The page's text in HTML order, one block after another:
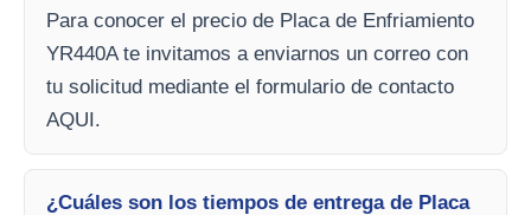
Para conocer el precio de Placa de Enfriamiento
YR440A te invitamos a enviarnos un correo con
tu solicitud mediante el formulario de contacto
AQUI.
¿Cuáles son los tiempos de entrega de Placa